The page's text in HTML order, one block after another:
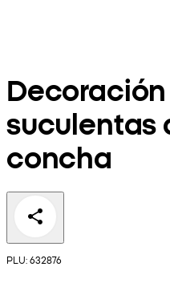
suculentas
concha
PLU: 632876